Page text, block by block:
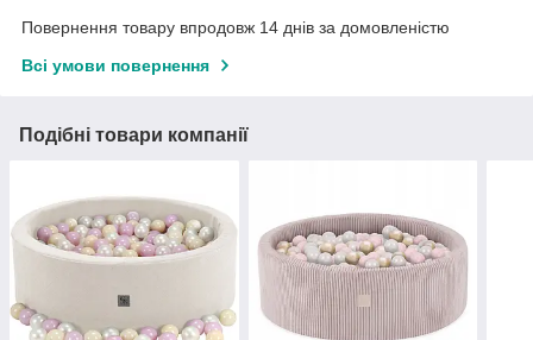
Повернення товару впродовж 14 днів за домовленістю
Всі умови повернення
Подібні товари компанії